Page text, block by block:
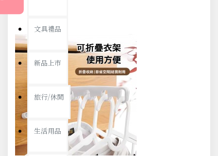
文具禮品
新品上市
旅行/休閒
生活用品